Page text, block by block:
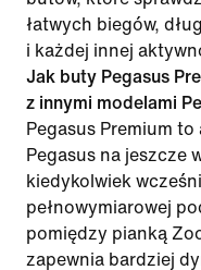
łatwych biegów,
i każdej innej
Jak buty Pegasus
z innymi modelami
Pegasus Premium
Pegasus na jeszcze
kiedykolwiek
pełnowymiarowej
pomiędzy pianką
zapewnia bardziej